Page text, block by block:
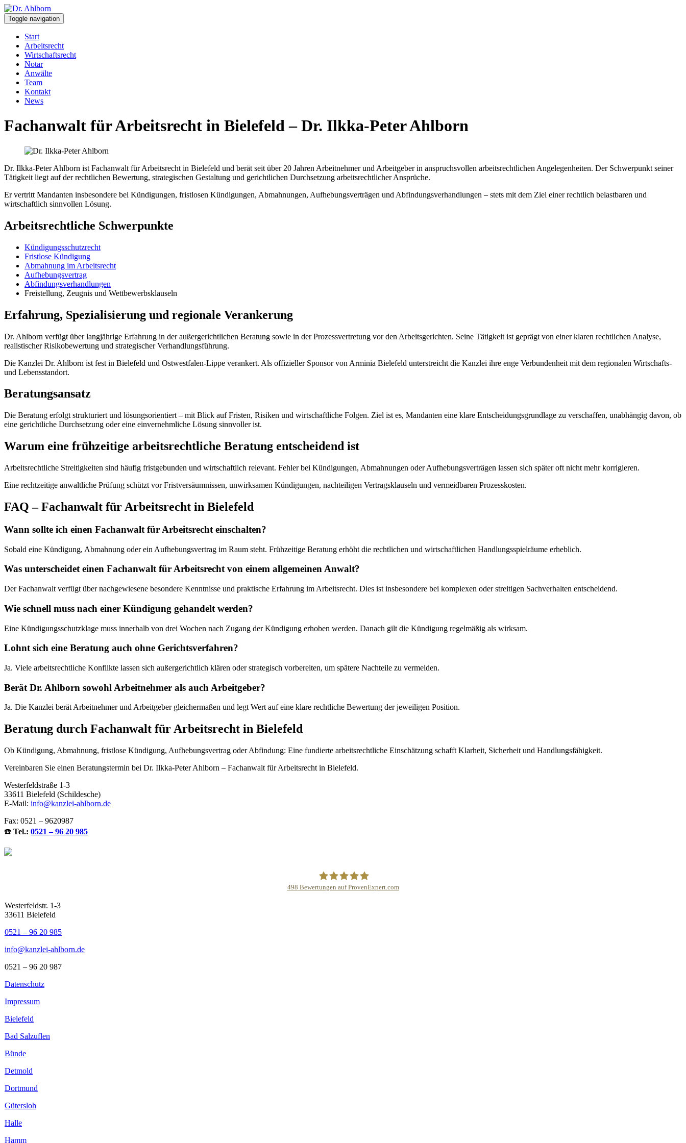
Toggle navigation
Start
Arbeitsrecht
Wirtschaftsrecht
Notar
Anwälte
Team
Kontakt
News
Fachanwalt für Arbeitsrecht in Bielefeld – Dr. Ilkka-Peter Ahlborn
Dr. Ilkka-Peter Ahlborn ist Fachanwalt für Arbeitsrecht in Bielefeld und berät seit über 20 Jahren Arbeitnehmer und Arbeitgeber in anspruchsvollen arbeitsrechtlichen Angelegenheiten. Der Schwerpunkt seiner
Tätigkeit liegt auf der rechtlichen Bewertung, strategischen Gestaltung und gerichtlichen Durchsetzung arbeitsrechtlicher Ansprüche.
Er vertritt Mandanten insbesondere bei Kündigungen, fristlosen Kündigungen, Abmahnungen, Aufhebungsverträgen und Abfindungsverhandlungen – stets mit dem Ziel einer rechtlich belastbaren und
wirtschaftlich sinnvollen Lösung.
Arbeitsrechtliche Schwerpunkte
Kündigungsschutzrecht
Fristlose Kündigung
Abmahnung im Arbeitsrecht
Aufhebungsvertrag
Abfindungsverhandlungen
Freistellung, Zeugnis und Wettbewerbsklauseln
Erfahrung, Spezialisierung und regionale Verankerung
Dr. Ahlborn verfügt über langjährige Erfahrung in der außergerichtlichen Beratung sowie in der Prozessvertretung vor den Arbeitsgerichten. Seine Tätigkeit ist geprägt von einer klaren rechtlichen Analyse,
realistischer Risikobewertung und strategischer Verhandlungsführung.
Die Kanzlei Dr. Ahlborn ist fest in Bielefeld und Ostwestfalen-Lippe verankert. Als offizieller Sponsor von Arminia Bielefeld unterstreicht die Kanzlei ihre enge Verbundenheit mit dem regionalen Wirtschafts-
und Lebensstandort.
Beratungsansatz
Die Beratung erfolgt strukturiert und lösungsorientiert – mit Blick auf Fristen, Risiken und wirtschaftliche Folgen. Ziel ist es, Mandanten eine klare Entscheidungsgrundlage zu verschaffen, unabhängig davon, ob
eine gerichtliche Durchsetzung oder eine einvernehmliche Lösung sinnvoller ist.
Warum eine frühzeitige arbeitsrechtliche Beratung entscheidend ist
Arbeitsrechtliche Streitigkeiten sind häufig fristgebunden und wirtschaftlich relevant. Fehler bei Kündigungen, Abmahnungen oder Aufhebungsverträgen lassen sich später oft nicht mehr korrigieren.
Eine rechtzeitige anwaltliche Prüfung schützt vor Fristversäumnissen, unwirksamen Kündigungen, nachteiligen Vertragsklauseln und vermeidbaren Prozesskosten.
FAQ – Fachanwalt für Arbeitsrecht in Bielefeld
Wann sollte ich einen Fachanwalt für Arbeitsrecht einschalten?
Sobald eine Kündigung, Abmahnung oder ein Aufhebungsvertrag im Raum steht. Frühzeitige Beratung erhöht die rechtlichen und wirtschaftlichen Handlungsspielräume erheblich.
Was unterscheidet einen Fachanwalt für Arbeitsrecht von einem allgemeinen Anwalt?
Der Fachanwalt verfügt über nachgewiesene besondere Kenntnisse und praktische Erfahrung im Arbeitsrecht. Dies ist insbesondere bei komplexen oder streitigen Sachverhalten entscheidend.
Wie schnell muss nach einer Kündigung gehandelt werden?
Eine Kündigungsschutzklage muss innerhalb von drei Wochen nach Zugang der Kündigung erhoben werden. Danach gilt die Kündigung regelmäßig als wirksam.
Lohnt sich eine Beratung auch ohne Gerichtsverfahren?
Ja. Viele arbeitsrechtliche Konflikte lassen sich außergerichtlich klären oder strategisch vorbereiten, um spätere Nachteile zu vermeiden.
Berät Dr. Ahlborn sowohl Arbeitnehmer als auch Arbeitgeber?
Ja. Die Kanzlei berät Arbeitnehmer und Arbeitgeber gleichermaßen und legt Wert auf eine klare rechtliche Bewertung der jeweiligen Position.
Beratung durch Fachanwalt für Arbeitsrecht in Bielefeld
Ob Kündigung, Abmahnung, fristlose Kündigung, Aufhebungsvertrag oder Abfindung: Eine fundierte arbeitsrechtliche Einschätzung schafft Klarheit, Sicherheit und Handlungsfähigkeit.
Vereinbaren Sie einen Beratungstermin bei Dr. Ilkka-Peter Ahlborn – Fachanwalt für Arbeitsrecht in Bielefeld.
Westerfeldstraße 1-3
33611 Bielefeld (Schildesche)
E-Mail: info@kanzlei-ahlborn.de
Fax: 0521 – 9620987
☎️ Tel.: 0521 – 96 20 985
498 Bewertungen auf ProvenExpert.com
Westerfeldstr. 1-3
33611 Bielefeld
0521 – 96 20 985
info@kanzlei-ahlborn.de
0521 – 96 20 987
Datenschutz
Impressum
Bielefeld
Bad Salzuflen
Bünde
Detmold
Dortmund
Gütersloh
Halle
Hamm